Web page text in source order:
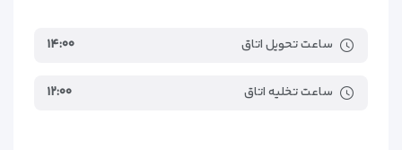
انتخابی متناسب با نیاز زائر
ساعت تحویل اتاق ۱۴:۰۰
ساعت تخلیه اتاق ۱۲:۰۰